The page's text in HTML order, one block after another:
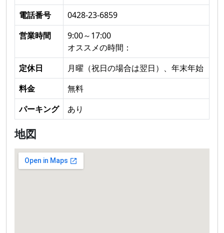
電話番号
0428-23-6859
営業時間
9:00～17:00
オススメの時間：
定休日
月曜（祝日の場合は翌日）、年末年始
料金
無料
パーキング
あり
地図